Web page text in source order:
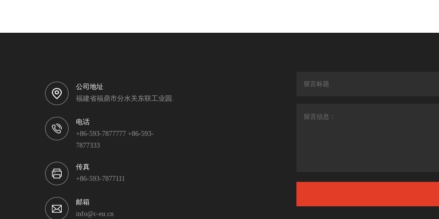
公司地址
福建省福鼎市分水关东联工业园.
电话
+86-593-7877777 +86-593-
7877333
传真
+86-593-7877111
邮箱
info@c-eu.cn